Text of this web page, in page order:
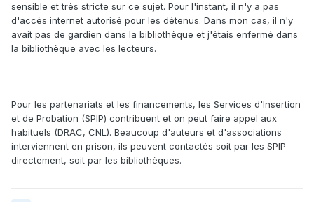
sensible et très stricte sur ce sujet. Pour l'instant, il n'y a pas
d'accès internet autorisé pour les détenus. Dans mon cas, il n'y
avait pas de gardien dans la bibliothèque et j'étais enfermé dans
la bibliothèque avec les lecteurs.
Pour les partenariats et les financements, les Services d'Insertion
et de Probation (SPIP) contribuent et on peut faire appel aux
habituels (DRAC, CNL). Beaucoup d'auteurs et d'associations
interviennent en prison, ils peuvent contactés soit par les SPIP
directement, soit par les bibliothèques.